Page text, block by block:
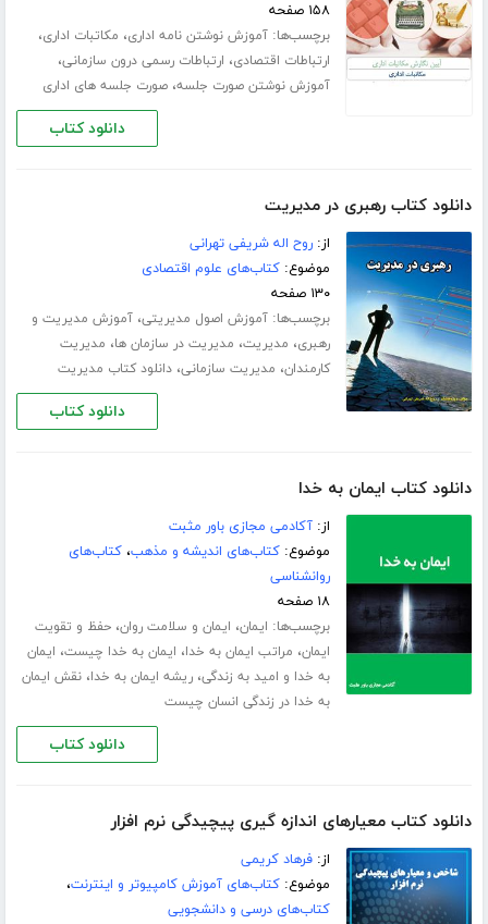
۱۵۸ صفحه
برچسب‌ها:آموزش نوشتن نامه اداری، مکاتبات اداری،
ارتباطات اقتصادی، ارتباطات رسمی درون سازمانی،
آموزش نوشتن صورت جلسه،صورت جلسه های اداری
دانلود کتاب
دانلود کتاب رهبری در مدیریت
از:روح اله شریفی تهرانی
موضوع:کتاب‌های علوم اقتصادی
۱۳۰ صفحه
برچسب‌ها:آموزش اصول مدیریتی،آموزش مدیریت و
رهبری، مدیریت، مدیریت در سازمان ها، مدیریت
کارمندان، مدیریت سازمانی،دانلود کتاب مدیریت
دانلود کتاب
دانلود کتاب ایمان به خدا
از:آکادمی مجازی باور مثبت
موضوع:کتاب‌های اندیشه و مذهب،کتاب‌های
روانشناسی
۱۸ صفحه
برچسب‌ها: ایمان، ایمان و سلامت روان،حفظ و تقویت
ایمان، مراتب ایمان به خدا، ایمان به خدا چیست، ایمان
به خدا و امید به زندگی،ریشه ایمان به خدا،نقش ایمان
به خدا در زندگی انسان چیست
دانلود کتاب
دانلود کتاب معیارهای اندازه گیری پیچیدگی نرم افزار
از:فرهاد کریمی
موضوع:کتاب‌های آموزش کامپیوتر و اینترنت،
کتاب‌های درسی و دانشجویی